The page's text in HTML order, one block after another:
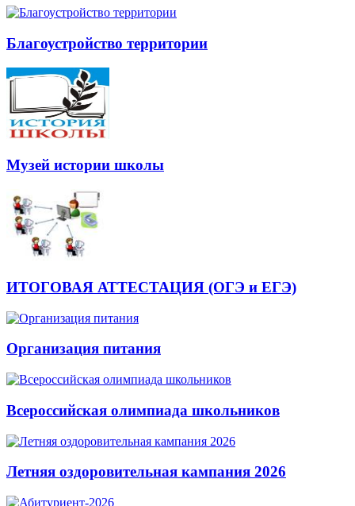
Благоустройство территории
Музей истории школы
ИТОГОВАЯ АТТЕСТАЦИЯ (ОГЭ и ЕГЭ)
Организация питания
Всероссийская олимпиада школьников
Летняя оздоровительная кампания 2026